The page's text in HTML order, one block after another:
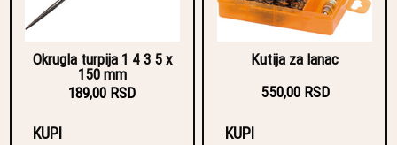
Okrugla turpija 1 4 3 5 x
150 mm
189,00 RSD
KUPI
Kutija za lanac
550,00 RSD
KUPI